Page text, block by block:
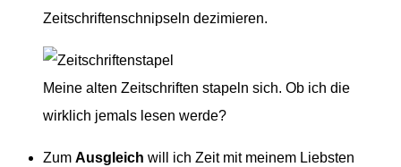
Zeitschriftenschnipseln dezimieren.
Meine alten Zeitschriften stapeln sich. Ob ich die
wirklich jemals lesen werde?
Zum Ausgleich will ich Zeit mit meinem Liebsten